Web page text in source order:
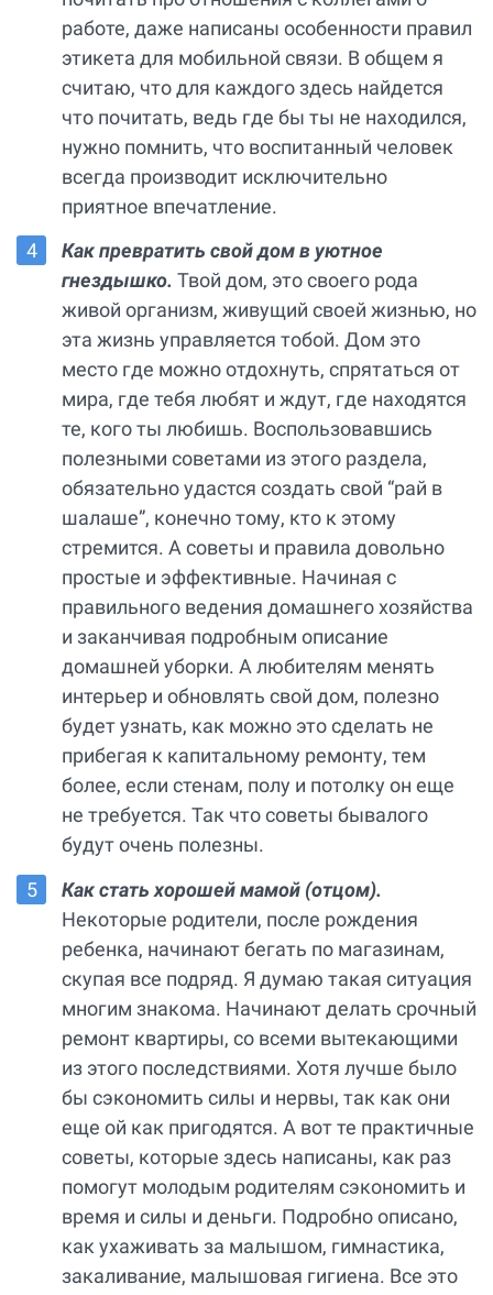
работе, даже написаны особенности правил
этикета для мобильной связи. В общем я
считаю, что для каждого здесь найдется
что почитать, ведь где бы ты не находился,
нужно помнить, что воспитанный человек
всегда производит исключительно
приятное впечатление.
Как превратить свой дом в уютное
гнездышко. Твой дом, это своего рода
живой организм, живущий своей жизнью, но
эта жизнь управляется тобой. Дом это
место где можно отдохнуть, спрятаться от
мира, где тебя любят и ждут, где находятся
те, кого ты любишь. Воспользовавшись
полезными советами из этого раздела,
обязательно удастся создать свой “рай в
шалаше”, конечно тому, кто к этому
стремится. А советы и правила довольно
простые и эффективные. Начиная с
правильного ведения домашнего хозяйства
и заканчивая подробным описание
домашней уборки. А любителям менять
интерьер и обновлять свой дом, полезно
будет узнать, как можно это сделать не
прибегая к капитальному ремонту, тем
более, если стенам, полу и потолку он еще
не требуется. Так что советы бывалого
будут очень полезны.
Как стать хорошей мамой (отцом).
Некоторые родители, после рождения
ребенка, начинают бегать по магазинам,
скупая все подряд. Я думаю такая ситуация
многим знакома. Начинают делать срочный
ремонт квартиры, со всеми вытекающими
из этого последствиями. Хотя лучше было
бы сэкономить силы и нервы, так как они
еще ой как пригодятся. А вот те практичные
советы, которые здесь написаны, как раз
помогут молодым родителям сэкономить и
время и силы и деньги. Подробно описано,
как ухаживать за малышом, гимнастика,
закаливание, малышовая гигиена. Все это